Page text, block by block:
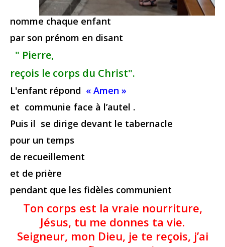
nomme chaque enfant
par son prénom en disant
" Pierre,
reçois le corps du Christ".
L'enfant répond « Amen »
et communie face à l’autel .
Puis il se dirige devant le tabernacle
pour un temps
de recueillement
et de prière
pendant que les fidèles communient
Ton corps est la vraie nourriture,
Jésus, tu me donnes ta vie.
Seigneur, mon Dieu, je te reçois, j’ai